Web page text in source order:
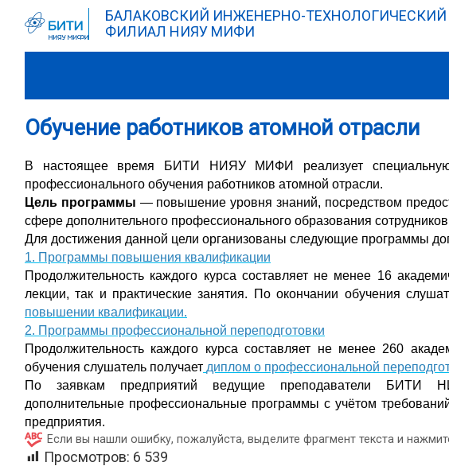
БАЛАКОВСКИЙ ИНЖЕНЕРНО-
ФИЛИАЛ НИЯУ МИФИ
Обучение работников атомной отрасли
В настоящее время БИТИ НИЯУ МИФИ реализует специальную
профессионального обучения работников атомной отрасли.
Цель программы — повышение уровня знаний, посредством
сфере дополнительного профессионального образования
Для достижения данной цели организованы следующие программы
1. Программы повышения квалификации
Продолжительность каждого курса составляет не менее 16
лекции, так и практические занятия. По окончании обучения
повышении квалификации.
2. Программы профессиональной переподготовки
Продолжительность каждого курса составляет не менее 260
обучения слушатель получает диплом о профессиональной
По заявкам предприятий ведущие преподаватели БИТИ
дополнительные профессиональные программы с учётом
предприятия.
Если вы нашли ошибку, пожалуйста, выделите фрагмент текста и
Просмотров: 6 539